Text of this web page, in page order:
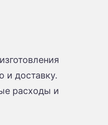
и доставку.
расходы и